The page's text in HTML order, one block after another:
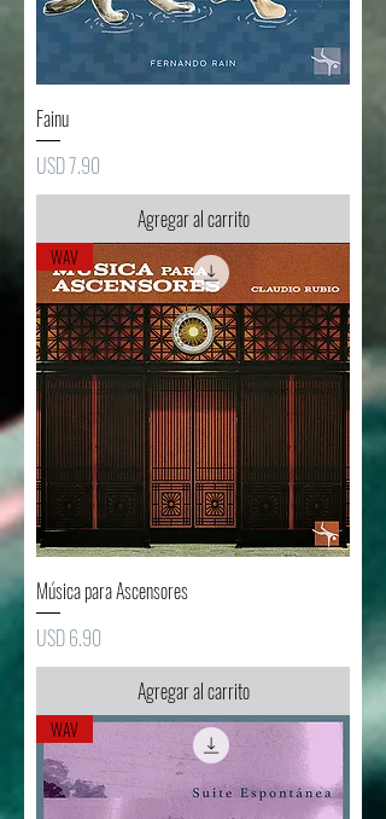
Fainu
Precio
USD 7.90
Agregar al carrito
WAV
Música para Ascensores
Precio
USD 6.90
Agregar al carrito
WAV